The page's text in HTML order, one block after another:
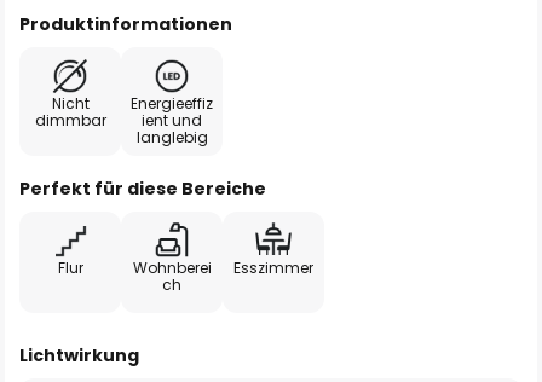
Produktinformationen
Nicht
dimmbar
Energieeffiz
ient und
langlebig
Perfekt für diese Bereiche
Flur
Wohnberei
ch
Esszimmer
Lichtwirkung